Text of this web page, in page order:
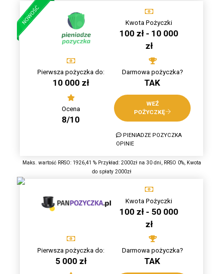
Kwota Pożyczki
100 zł - 10 000
zł
Pierwsza pożyczka do:
10 000 zł
Darmowa pożyczka?
TAK
Ocena
8/10
WEŹ
POŻYCZKĘ
PIENIADZE POZYCZKA
OPINIE
Maks. wartość RRSO: 1926,41 % Przykład: 2000zł na 30 dni, RRSO 0%, Kwota
do spłaty 2000zł
Kwota Pożyczki
100 zł - 50 000
zł
Pierwsza pożyczka do:
5 000 zł
Darmowa pożyczka?
TAK